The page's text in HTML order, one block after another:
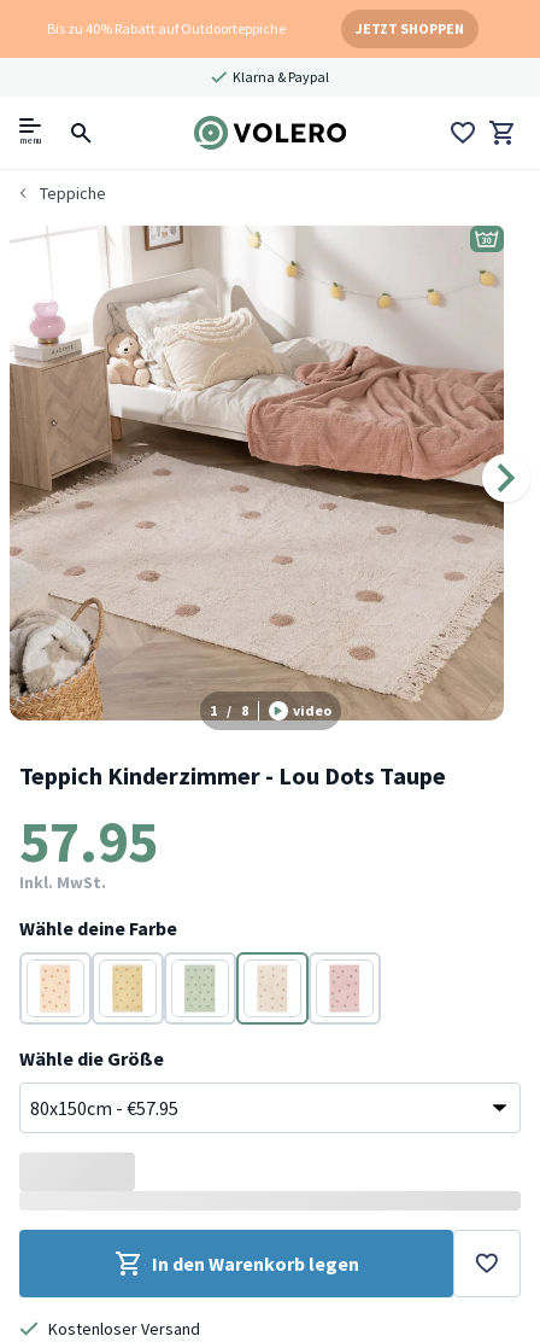
Bis zu 40% Rabatt auf Outdoorteppiche JETZT SHOPPEN
Klarna & Paypal
menu
Teppiche
1 / 8 video
Teppich Kinderzimmer - Lou Dots Taupe
57.95
Inkl. MwSt.
Wähle deine Farbe
TerracottaGelb Grün Taupe
Lila
Wähle die Größe
In den Warenkorb legen
Kostenloser Versand